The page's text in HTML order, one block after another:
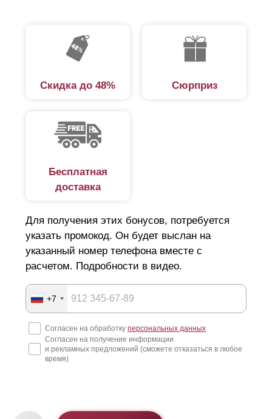
Скидка до 48% Сюрприз
Бесплатная
доставка
Для получения этих бонусов, потребуется
указать промокод. Он будет выслан на
указанный номер телефона вместе с
расчетом. Подробности в видео.
+7
Согласен на обработку персональных данных
Согласен на получение информации
и рекламных предложений (сможете отказаться в любое
время)